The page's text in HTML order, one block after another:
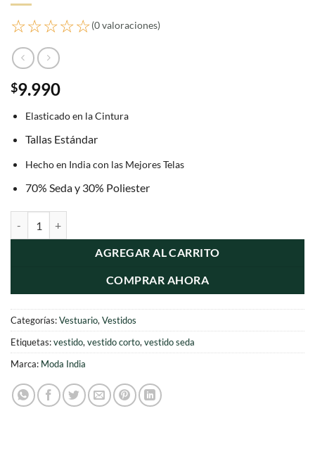
☆☆☆☆☆(0 valoraciones)
$9.990
Elasticado en la Cintura
Tallas Estándar
Hecho en India con las Mejores Telas
70% Seda y 30% Poliester
AGREGAR AL CARRITO
COMPRAR AHORA
Categorías:Vestuario, Vestidos
Etiquetas:vestido, vestido corto, vestido seda
Marca: Moda India